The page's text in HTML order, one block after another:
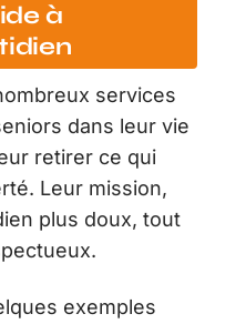
à
services
dans leur vie
retirer ce qui
Leur mission,
plus doux, tout
exemples